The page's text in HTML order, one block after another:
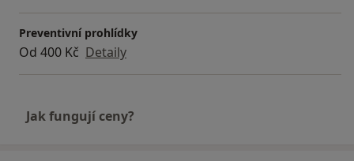
Preventivní prohlídky
Od 400 Kč Detaily
Jak fungují ceny?